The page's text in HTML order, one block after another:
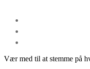
Vær med til at stemme på